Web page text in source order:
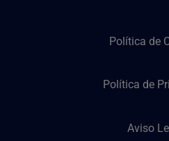
Política de
Política de
Aviso